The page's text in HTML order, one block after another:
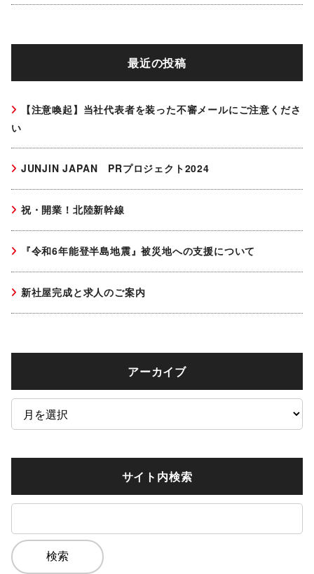
最近の投稿
【注意喚起】当社代表者を装った不審メールにご注意くださ
い
JUNJIN JAPAN PRプロジェクト2024
祝・開業！北陸新幹線
『令和6年能登半島地震』被災地への支援について
新社屋完成と求人のご案内
アーカイブ
ー
サイト内検索
索: